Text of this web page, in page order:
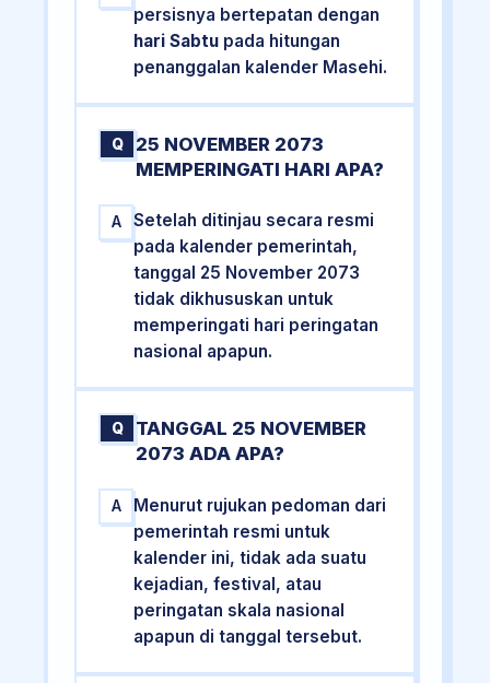
persisnya bertepatan dengan
hari Sabtu pada hitungan
penanggalan kalender Masehi.
Q
25 NOVEMBER 2073
MEMPERINGATI HARI APA?
A
Setelah ditinjau secara resmi
pada kalender pemerintah,
tanggal 25 November 2073
tidak dikhususkan untuk
memperingati hari peringatan
nasional apapun.
Q
TANGGAL 25 NOVEMBER
2073 ADA APA?
A
Menurut rujukan pedoman dari
pemerintah resmi untuk
kalender ini, tidak ada suatu
kejadian, festival, atau
peringatan skala nasional
apapun di tanggal tersebut.